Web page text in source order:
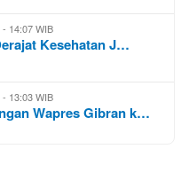
14:07 WIB
Kesehatan J…
13:03 WIB
Wapres Gibran k…